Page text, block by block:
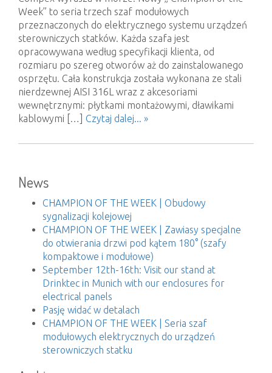
Week” to seria trzech szaf modułowych
przeznaczonych do elektrycznego systemu urządzeń
sterowniczych statków. Każda szafa jest
opracowywana według specyfikacji klienta, od
rozmiaru po szereg otworów aż do zainstalowanego
osprzętu. Cała konstrukcja została wykonana ze stali
nierdzewnej AISI 316L wraz z akcesoriami
wewnętrznymi: płytkami montażowymi, dławikami
kablowymi […] Czytaj dalej... »
News
CHAMPION OF THE WEEK | Obudowy
sygnalizacji kolejowej
CHAMPION OF THE WEEK | Zawiasy specjalne
do otwierania drzwi pod kątem 180° (szafy
kompaktowe i modułowe)
September 12th-16th: Visit our stand at
Drinktec in Munich with our enclosures for
electrical panels
Pasję widać w detalach
CHAMPION OF THE WEEK | Seria szaf
modułowych elektrycznych do urządzeń
sterowniczych statku